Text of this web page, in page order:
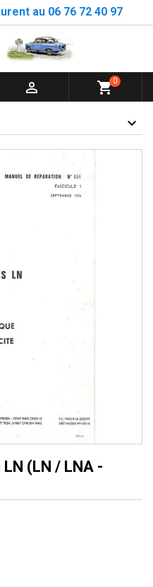
au 06 76 72 40 97
 shopping_cart0
(LN / LNA -